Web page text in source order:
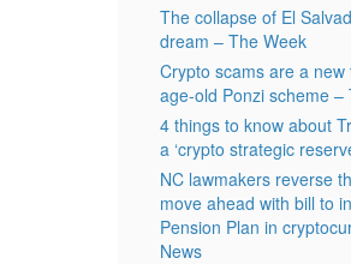
The collapse of El
dream – The Week
Crypto scams are a new
age-old Ponzi scheme –
4 things to know about
a ‘crypto strategic
NC lawmakers reverse
move ahead with bill to
Pension Plan in
News